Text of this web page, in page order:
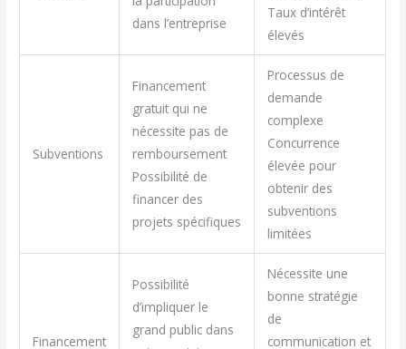
dans l’entreprise
Taux d’intérêt
élevés
Subventions
Financement
gratuit qui ne
nécessite pas de
remboursement
Possibilité de
financer des
projets spécifiques
Processus de
demande
complexe
Concurrence
élevée pour
obtenir des
subventions
limitées
Financement
Possibilité
d’impliquer le
grand public dans
Nécessite une
bonne stratégie
de
communication et